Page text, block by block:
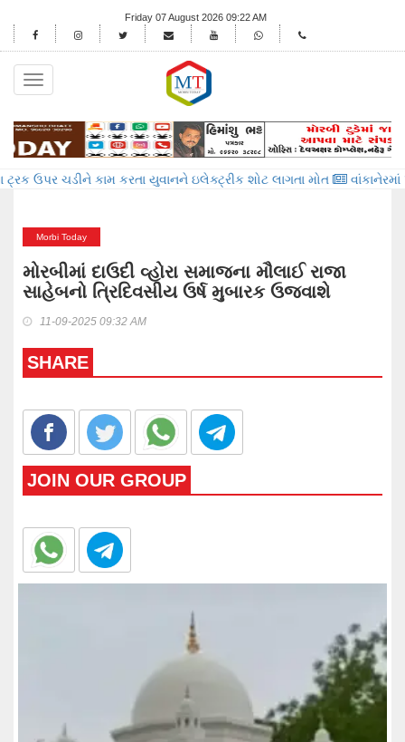
Friday 07 August 2026 09:22 AM
Toggle
navigation
કામ કરતા યુવાનને ઇલેક્ટ્રીક શોટ લાગતા મોત વાંકાનેરમાં પેટમાં
Morbi Today
મોરબીમાં દાઉદી વ્હોરા સમાજના મૌલાઈ રાજા
સાહેબનો ત્રિદિવસીય ઉર્ષ મુબારક ઉજવાશે
11-09-2025 09:32 AM
SHARE
JOIN OUR GROUP